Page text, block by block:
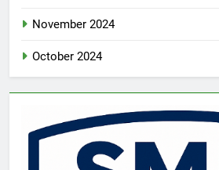
November 2024
October 2024